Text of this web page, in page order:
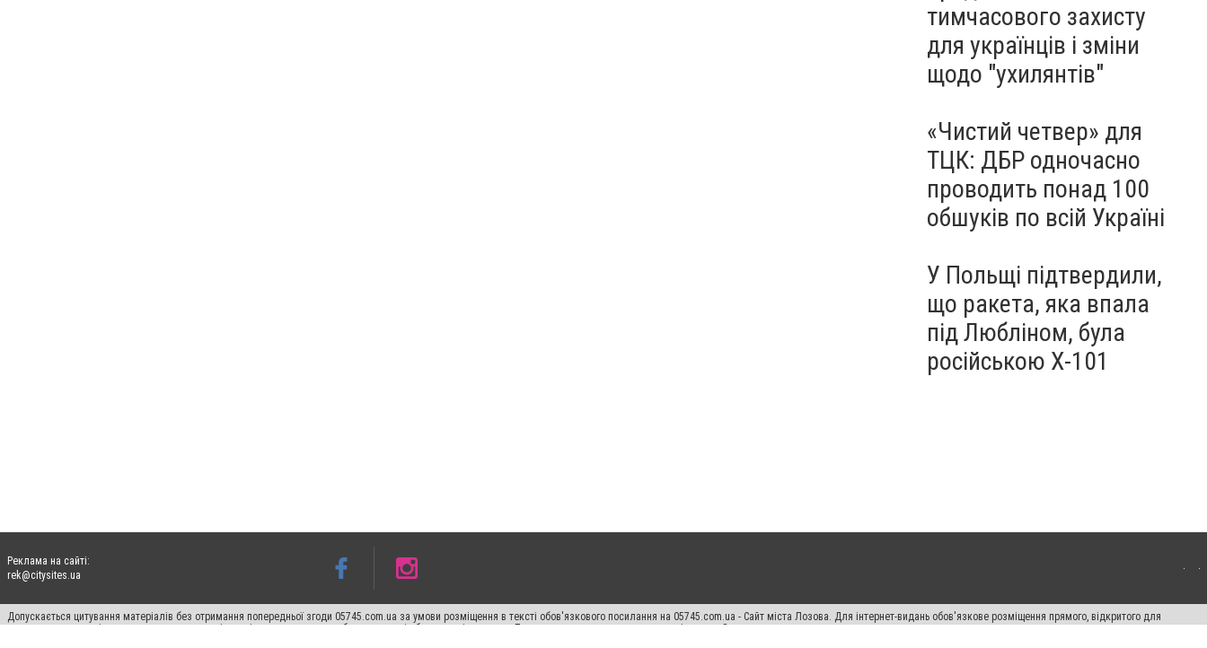
тимчасового захисту
для українців і зміни
щодо "ухилянтів"
«Чистий четвер» для
ТЦК: ДБР одночасно
проводить понад 100
обшуків по всій Україні
У Польщі підтвердили,
що ракета, яка впала
під Любліном, була
російською Х-101
Реклама на сайті:
rek@citysites.ua
Допускається цитування матеріалів без отримання попередньої згоди 05745.com.ua за умови розміщення в тексті обов'язкового посилання на 05745.com.ua - Сайт міста Лозова. Для інтернет-видань обов'язкове розміщення прямого, відкритого для
пошукових систем гіперпосилання на цитовані статті не нижче другого абзацу в тексті або в якості джерела. Порушення виняткових прав переслідується Законом.